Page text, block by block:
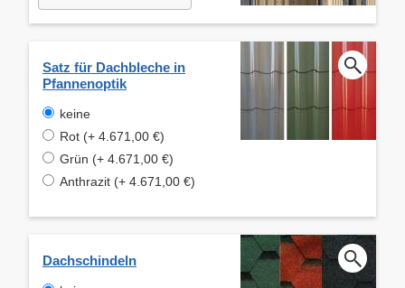
Satz für Dachbleche in
Pfannenoptik
keine
Rot (+ 4.671,00 €)
Grün (+ 4.671,00 €)
Anthrazit (+ 4.671,00 €)
Dachschindeln